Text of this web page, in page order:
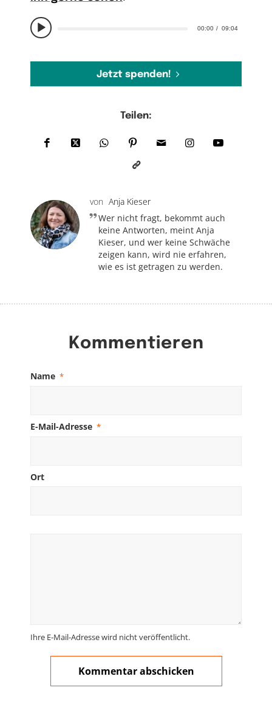
00:00 09:04
Jetzt spenden!
Teilen:
von Anja Kieser
Wer nicht fragt, bekommt auch
keine Antworten, meint Anja
Kieser, und wer keine Schwäche
zeigen kann, wird nie erfahren,
wie es ist getragen zu werden.
Kommentieren
Name *
E-Mail-Adresse *
Ort
Ihre E-Mail-Adresse wird nicht veröffentlicht.